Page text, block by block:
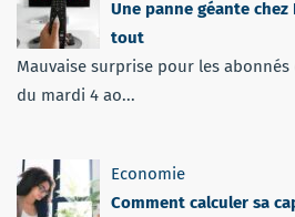
Une panne géante
tout
Mauvaise surprise pour les
du mardi 4 ao...
Economie
Comment calculer sa